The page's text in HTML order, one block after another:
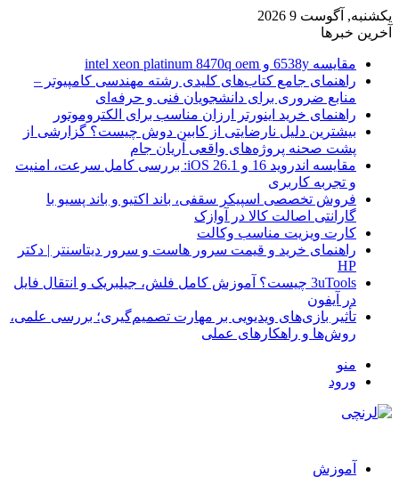
یکشنبه, آگوست 9 2026
آخرین خبرها
مقایسه 6538y و intel xeon platinum 8470q oem
راهنمای جامع کتاب‌های کلیدی رشته مهندسی کامپیوتر –
منابع ضروری برای دانشجویان فنی و حرفه‌ای
راهنمای خرید اینورتر ارزان مناسب برای الکتروموتور
بیشترین دلیل نارضایتی از کابین دوش چیست؟ گزارشی از
پشت صحنه پروژه‌های واقعی آریان جام
مقایسه اندروید 16 و iOS 26.1: بررسی کامل سرعت، امنیت
و تجربه کاربری
فروش تخصصی اسپیکر سقفی، باند اکتیو و باند پسیو با
گارانتی اصالت کالا در آوازک
کارت ویزیت مناسب وکالت
راهنمای خرید و قیمت سرور هاست و سرور دیتاسنتر | دکتر
HP
3uTools چیست؟ آموزش کامل فلش، جیلبریک و انتقال فایل
در آیفون
تأثیر بازی‌های ویدیویی بر مهارت تصمیم‌گیری؛ بررسی علمی،
روش‌ها و راهکارهای عملی
منو
ورود
آموزش